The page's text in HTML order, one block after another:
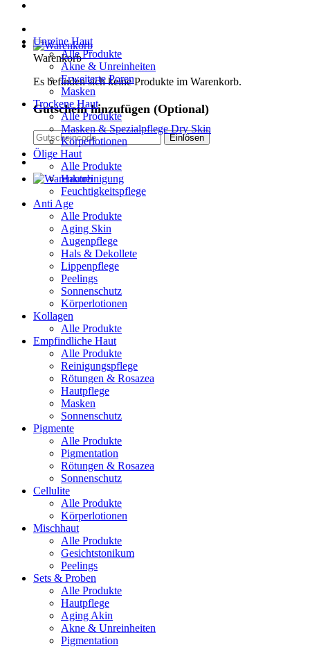
Warenkorb
Es befinden sich keine Produkte im Warenkorb.
Gutschein hinzufügen (Optional)
Unreine Haut
Alle Produkte
Akne & Unreinheiten
Erweiterte Poren
Masken
Trockene Haut
Alle Produkte
Masken & Spezialpflege Dry Skin
Körperlotionen
Ölige Haut
Alle Produkte
Hautreinigung
Feuchtigkeitspflege
Anti Age
Alle Produkte
Aging Skin
Augenpflege
Hals & Dekollete
Lippenpflege
Peelings
Sonnenschutz
Körperlotionen
Kollagen
Alle Produkte
Empfindliche Haut
Alle Produkte
Reinigungspflege
Rötungen & Rosazea
Hautpflege
Masken
Sonnenschutz
Pigmente
Alle Produkte
Pigmentation
Rötungen & Rosazea
Sonnenschutz
Cellulite
Alle Produkte
Körperlotionen
Mischhaut
Alle Produkte
Gesichtstonikum
Peelings
Sets & Proben
Alle Produkte
Hautpflege
Aging Akin
Akne & Unreinheiten
Pigmentation